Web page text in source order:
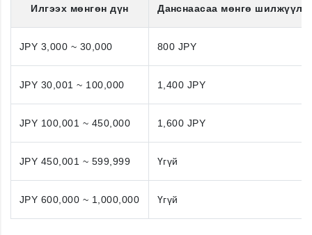
Илгээх мөнгөн дүн Данснаасаа мөнгө
JPY 3,000 ~ 30,000 800 JPY
JPY 30,001 ~ 100,000 1,400 JPY
JPY 100,001 ~ 450,000 1,600 JPY
JPY 450,001 ~ 599,999 Үгүй
JPY 600,000 ~ 1,000,000 Үгүй